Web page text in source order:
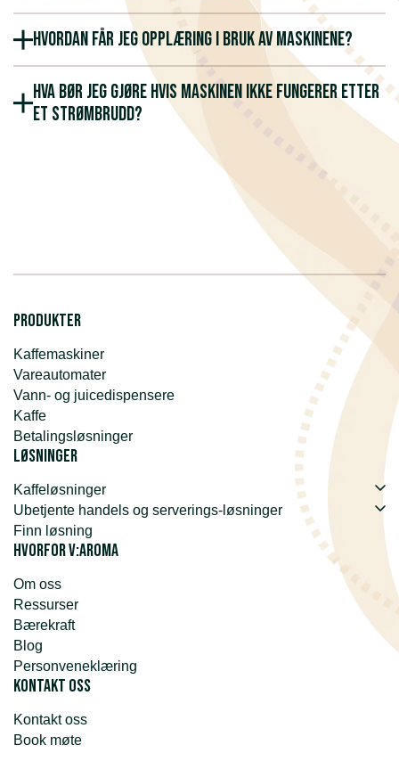
Hvordan får jeg opplæring i bruk av maskinene?
Hva bør jeg gjøre hvis maskinen ikke fungerer etter
et strømbrudd?
Produkter
Kaffemaskiner
Vareautomater
Vann- og juicedispensere
Kaffe
Betalingsløsninger
Løsninger
Kaffeløsninger
Ubetjente handels og serverings-løsninger
Finn løsning
Hvorfor v:aroma
Om oss
Ressurser
Bærekraft
Blog
Personveneklæring
Kontakt oss
Kontakt oss
Book møte